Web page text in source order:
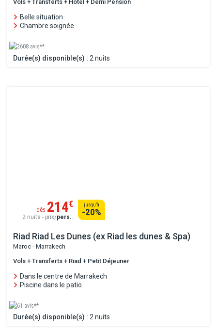
Vols + Transferts + Hôtel + Demi Pension
Belle situation
Chambre soignée
2608 avis**
Durée(s) disponible(s) : 2 nuits
Riad Riad Les Dunes (ex Riad les dunes & Spa)
Maroc - Marrakech
Vols + Transferts + Riad + Petit Déjeuner
Dans le centre de Marrakech
Piscine dans le patio
61 avis**
Durée(s) disponible(s) : 2 nuits
dès 214€
2 nuits - prix/pers.
jusqu’à
-20%